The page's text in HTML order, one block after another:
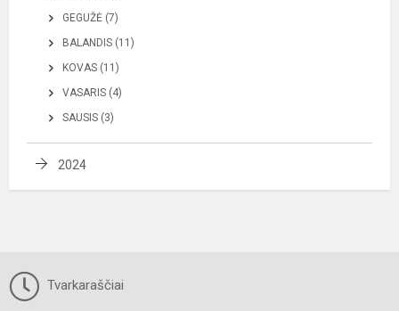
GEGUŽĖ (7)
BALANDIS (11)
KOVAS (11)
VASARIS (4)
SAUSIS (3)
2024
Tvarkaraščiai